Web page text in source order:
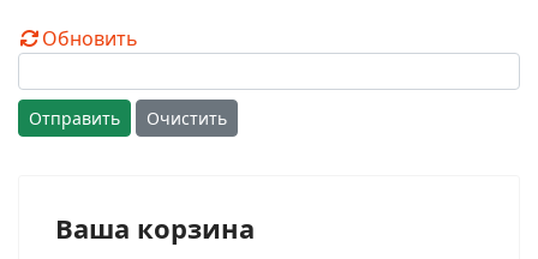
Обновить
Отправить Очистить
Ваша корзина